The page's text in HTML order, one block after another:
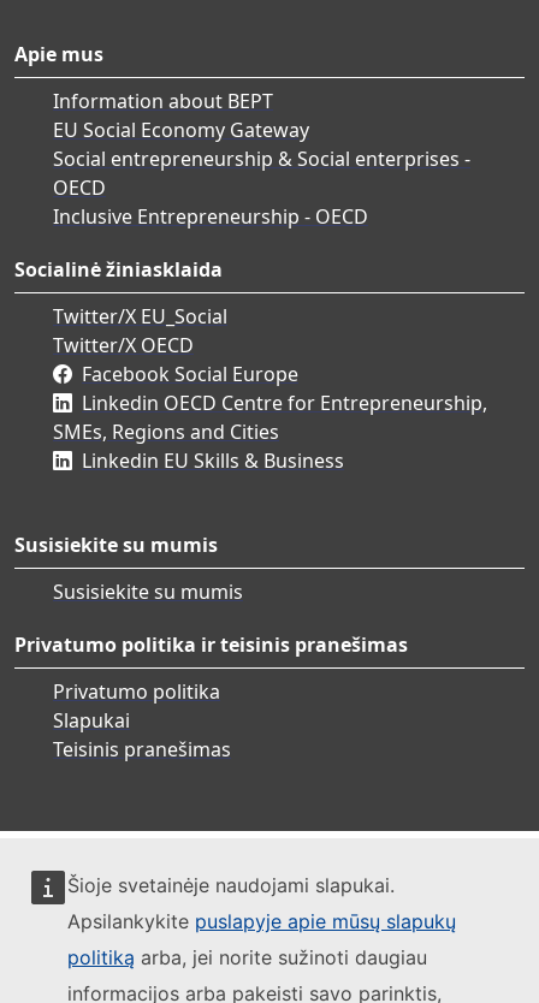
Šioje svetainėje naudojami slapukai.
Apsilankykite puslapyje apie mūsų slapukų
politiką arba, jei norite sužinoti daugiau
informacijos arba pakeisti savo parinktis,
Apie mus
Information about BEPT
EU Social Economy Gateway
Social entrepreneurship & Social enterprises -
OECD
Inclusive Entrepreneurship - OECD
Socialinė žiniasklaida
Twitter/X EU_Social
Twitter/X OECD
Facebook Social Europe
Linkedin OECD Centre for Entrepreneurship,
SMEs, Regions and Cities
Linkedin EU Skills & Business
Susisiekite su mumis
Susisiekite su mumis
Privatumo politika ir teisinis pranešimas
Privatumo politika
Slapukai
Teisinis pranešimas